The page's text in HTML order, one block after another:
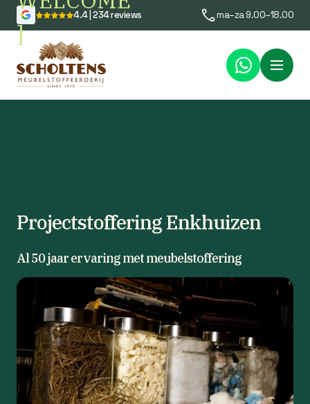
]
4.4 | 234 reviews ma–za 9.00–18.00
Menu
Projectstoffering Enkhuizen
Al 50 jaar ervaring met meubelstoffering